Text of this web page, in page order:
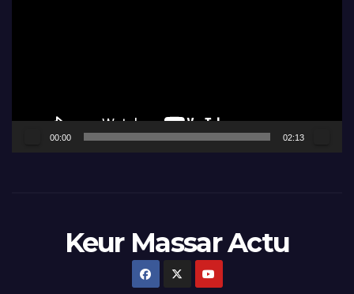
00:00 02:13
Keur Massar Actu